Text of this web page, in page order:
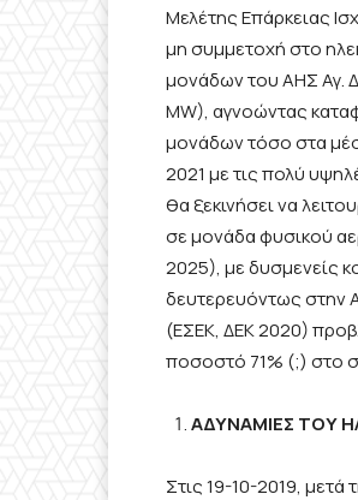
Μελέτης Επάρκειας
μη συμμετοχή στο
μονάδων του ΑΗΣ Αγ.
MW), αγνοώντας
μονάδων τόσο στα
2021 με τις πολύ
θα ξεκινήσει να
σε μονάδα φυσικού
2025), με δυσμενείς
δευτερευόντως στην
(ΕΣΕΚ, ΔΕΚ 2020)
ποσοστό 71% (;) στο
ΑΔΥΝΑΜΙΕΣ ΤΟΥ
Στις 19-10-2019, μετά